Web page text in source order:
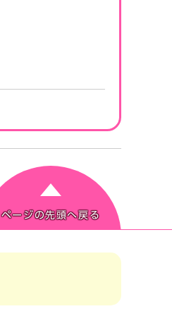
ページの先頭へ戻る